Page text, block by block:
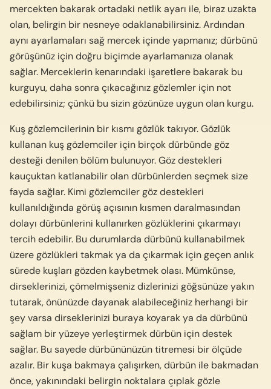
mercekten bakarak ortadaki netlik ayarı ile, biraz uzakta
olan, belirgin bir nesneye odaklanabilirsiniz. Ardından
aynı ayarlamaları sağ mercek içinde yapmanız; dürbünü
görüşünüz için doğru biçimde ayarlamanıza olanak
sağlar. Merceklerin kenarındaki işaretlere bakarak bu
kurguyu, daha sonra çıkacağınız gözlemler için not
edebilirsiniz; çünkü bu sizin gözünüze uygun olan kurgu.
Kuş gözlemcilerinin bir kısmı gözlük takıyor. Gözlük
kullanan kuş gözlemciler için birçok dürbünde göz
desteği denilen bölüm bulunuyor. Göz destekleri
kauçuktan katlanabilir olan dürbünlerden seçmek size
fayda sağlar. Kimi gözlemciler göz destekleri
kullanıldığında görüş açısının kısmen daralmasından
dolayı dürbünlerini kullanırken gözlüklerini çıkarmayı
tercih edebilir. Bu durumlarda dürbünü kullanabilmek
üzere gözlükleri takmak ya da çıkarmak için geçen anlık
sürede kuşları gözden kaybetmek olası. Mümkünse,
dirseklerinizi, çömelmişseniz dizlerinizi göğsünüze yakın
tutarak, önünüzde dayanak alabileceğiniz herhangi bir
şey varsa dirseklerinizi buraya koyarak ya da dürbünü
sağlam bir yüzeye yerleştirmek dürbün için destek
sağlar. Bu sayede dürbününüzün titremesi bir ölçüde
azalır. Bir kuşa bakmaya çalışırken, dürbün ile bakmadan
önce, yakınındaki belirgin noktalara çıplak gözle